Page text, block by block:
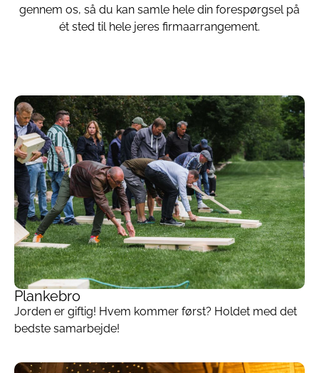
gennem os, så du kan samle hele din forespørgsel på
ét sted til hele jeres firmaarrangement.
Plankebro
Jorden er giftig! Hvem kommer først? Holdet med det
bedste samarbejde!